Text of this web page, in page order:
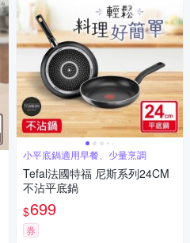
小平底鍋適用早餐、少量烹調
Tefal法國特福 尼斯系列24CM
不沾平底鍋
$699
券